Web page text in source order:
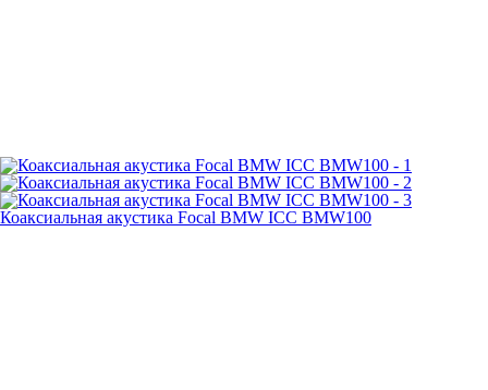
Коаксиальная акустика Focal BMW ICC BMW100